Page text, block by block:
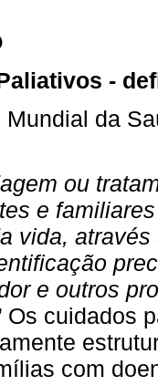
-
Mundial da
ou
e
vida,
e outros
Os cuidados
com